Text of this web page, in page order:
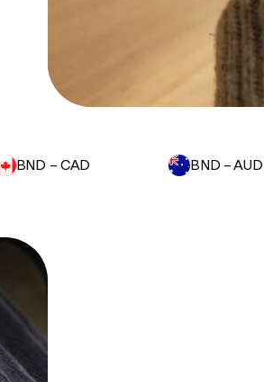
BND – CAD BND – AUD